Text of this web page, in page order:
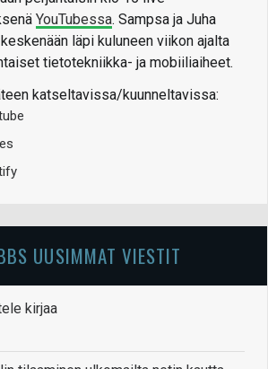
YouTubessa. Sampsa ja Juha
läpi kuluneen viikon ajalta
tietotekniikka- ja mobiiliaiheet.
katseltavissa/kuunneltavissa:
UUSIMMAT VIESTIT
kirjaa